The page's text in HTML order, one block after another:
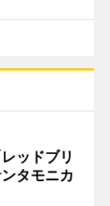
ッドブリ
タモニカ